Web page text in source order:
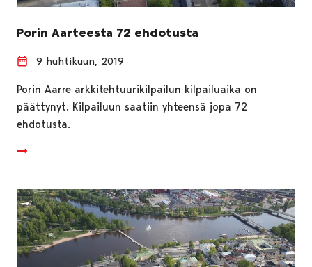
Porin Aarteesta 72 ehdotusta
9 huhtikuun, 2019
Porin Aarre arkkitehtuurikilpailun kilpailuaika on
päättynyt. Kilpailuun saatiin yhteensä jopa 72
ehdotusta.